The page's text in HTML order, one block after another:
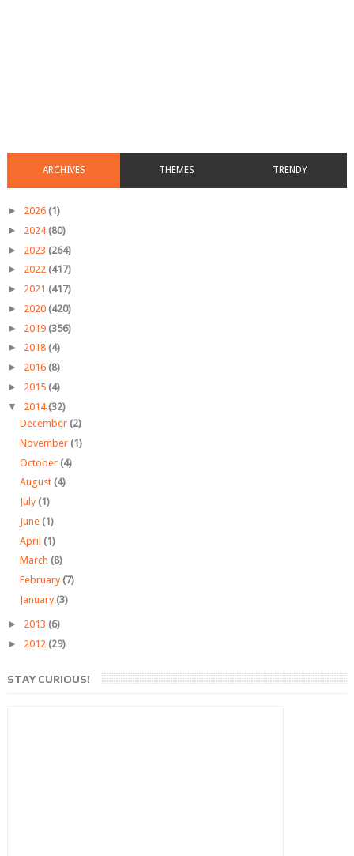
ARCHIVES THEMES TRENDY
► 2026 (1)
► 2024 (80)
► 2023 (264)
► 2022 (417)
► 2021 (417)
► 2020 (420)
► 2019 (356)
► 2018 (4)
► 2016 (8)
► 2015 (4)
▼ 2014 (32)
December (2)
November (1)
October (4)
August (4)
July (1)
June (1)
April (1)
March (8)
February (7)
January (3)
► 2013 (6)
► 2012 (29)
STAY CURIOUS!